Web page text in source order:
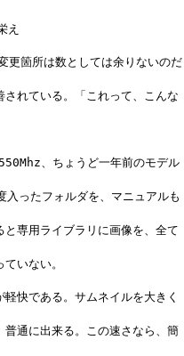
え
箇所は数としては余りないのだ
れている。「これって、こんな
、ちょうど一年前のモデル
ったフォルダを、マニュアルも
専用ライブラリに画像を、全て
いない。
快である。サムネイルを大きく
通に出来る。この速さなら、簡